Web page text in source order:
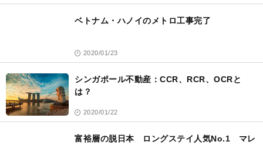
ベトナム・ハノイのメトロ工事完了
2020/01/23
シンガポール不動産：CCR、RCR、OCRと
は？
2020/01/22
富裕層の脱日本 ロングステイ人気No.1 マレ